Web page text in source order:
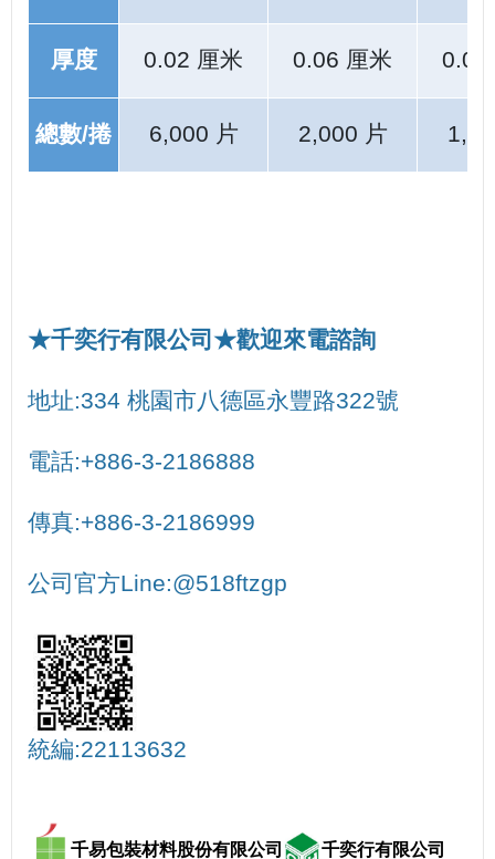
厚度 0.02 厘米 0.06 厘米 0.06
總數/捲 6,000 片 2,000 片
★千奕行有限公司★歡迎來電諮詢
地址:334 桃園市八德區永豐路322號
電話:+886-3-2186888
傳真:+886-3-2186999
公司官方Line:@518ftzgp
統編:22113632
千易包裝材料股份有限公司 千奕行有限公司